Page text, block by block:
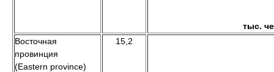
тыс.
Восточная
провинция
(Eastern province)
15,2